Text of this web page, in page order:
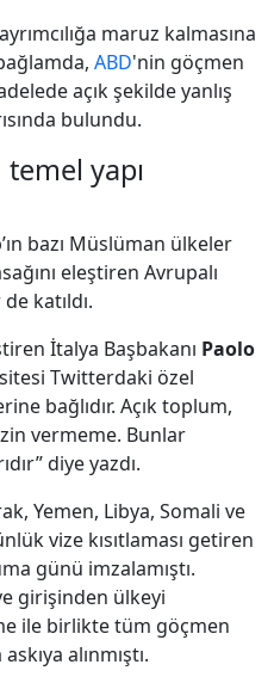
maruz kalmasına
ABD'nin göçmen
açık şekilde yanlış
bulundu.
yapı
bazı Müslüman ülkeler
eleştiren Avrupalı
katıldı.
İtalya Başbakanı Paolo
Twitterdaki özel
bağlıdır. Açık toplum,
vermeme. Bunlar
diye yazdı.
Yemen, Libya, Somali ve
vize kısıtlaması getiren
günü imzalamıştı.
girişinden ülkeyi
ile birlikte tüm göçmen
alınmıştı.